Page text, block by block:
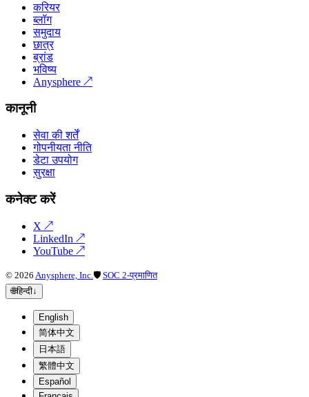
करियर
ब्लॉग
समुदाय
छात्र
ब्रांड
भविष्य
Anysphere ↗
कानूनी
सेवा की शर्तें
गोपनीयता नीति
डेटा उपयोग
सुरक्षा
कनेक्ट करें
X ↗
LinkedIn ↗
YouTube ↗
© 2026 Anysphere, Inc. 🛡 SOC 2-प्रमाणित
🌐हिन्दी↓
English
简体中文
日本語
繁體中文
Español